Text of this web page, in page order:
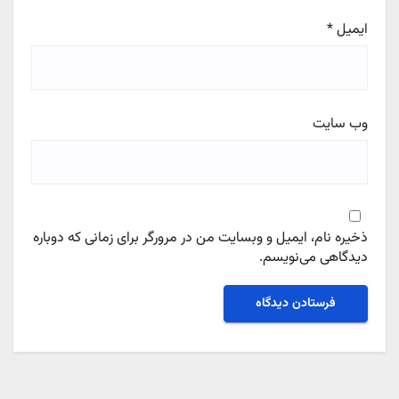
ایمیل*
وب‌ سایت
ذخیره نام، ایمیل و وبسایت من در مرورگر برای زمانی که دوباره
دیدگاهی می‌نویسم.